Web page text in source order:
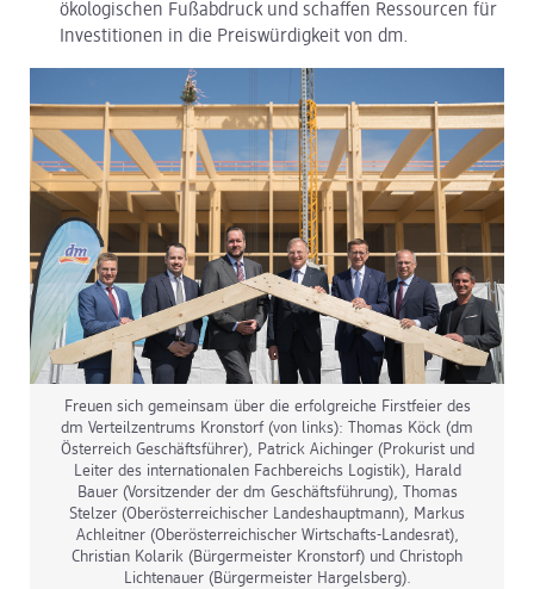
ACTIVE BEAUTY
ökologischen Fußabdruck und schaffen Ressourcen für
Investitionen in die Preiswürdigkeit von dm.
Freuen sich gemeinsam über die erfolgreiche Firstfeier des
dm Verteilzentrums Kronstorf (von links): Thomas Köck (dm
Österreich Geschäftsführer), Patrick Aichinger (Prokurist und
Leiter des internationalen Fachbereichs Logistik), Harald
Bauer (Vorsitzender der dm Geschäftsführung), Thomas
Stelzer (Oberösterreichischer Landeshauptmann), Markus
Achleitner (Oberösterreichischer Wirtschafts-Landesrat),
Christian Kolarik (Bürgermeister Kronstorf) und Christoph
Lichtenauer (Bürgermeister Hargelsberg).